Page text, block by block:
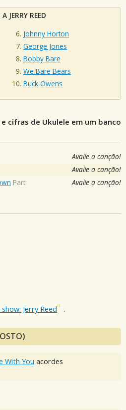
JERRY REED
Johnny Horton
George Jones
Bobby Bare
We Bare Bears
Buck Owens
e cifras de Ukulele em um banco
Avalie a canção!
Avalie a canção!
Part Avalie a canção!
Jerry Reed .
With You acordes